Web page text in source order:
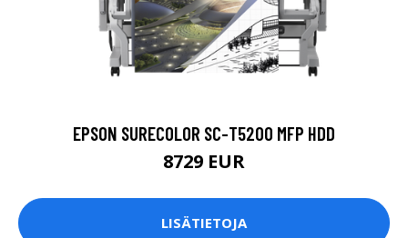
EPSON SURECOLOR SC-T5200 MFP HDD
8729 EUR
LISÄTIETOJA